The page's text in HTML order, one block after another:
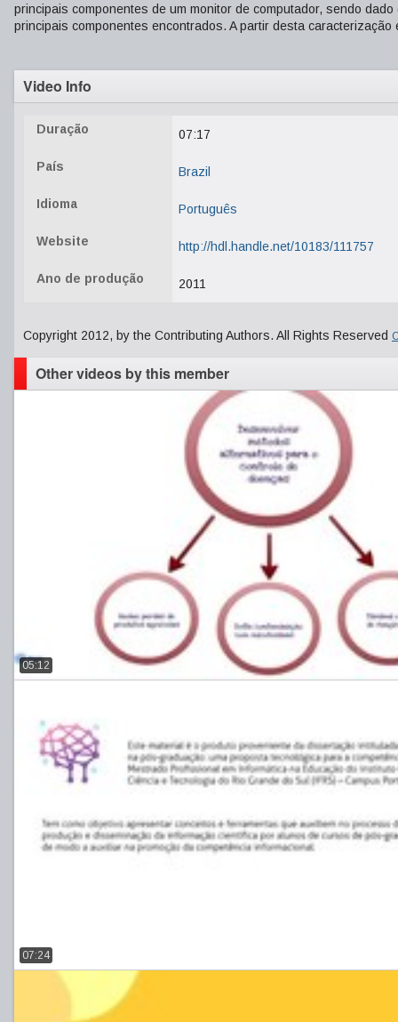
principais componentes de um monitor de computador, sendo
principais componentes encontrados. A partir desta
Video Info
Duração 07:17
País Brazil
Idioma Português
Website http://hdl.handle.net/10183/111757
Ano de produção 2011
Copyright 2012, by the Contributing Authors. All Rights Reserved
Other videos by this member
05:12
07:24